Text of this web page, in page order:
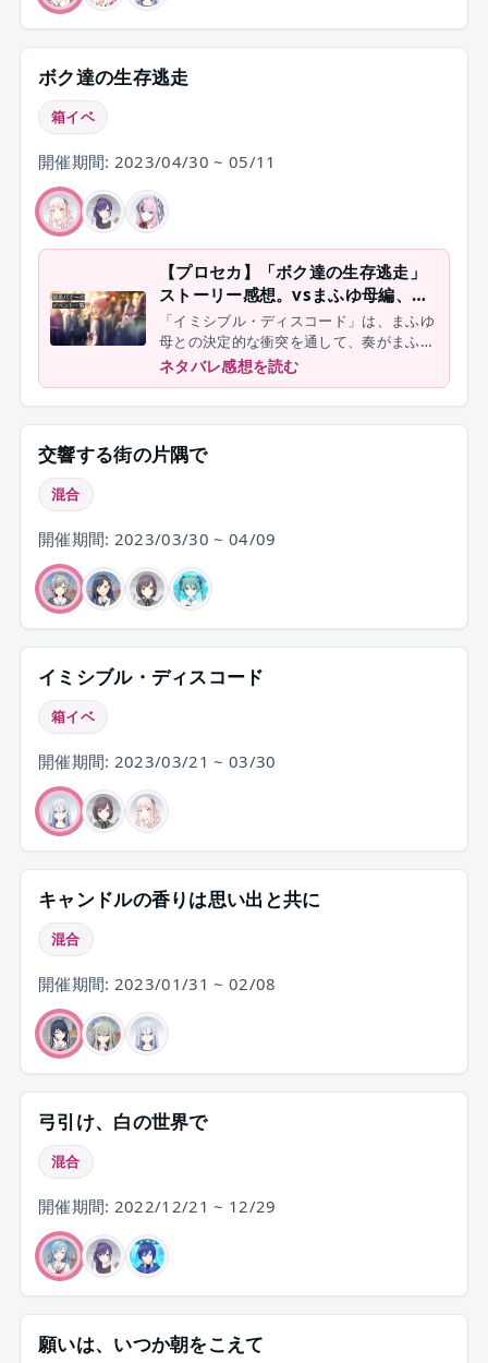
ボク達の生存逃走
箱イベ
開催期間: 2023/04/30 ~ 05/11
【プロセカ】「ボク達の生存逃走」
ストーリー感想。vsまふゆ母編、瑞
希だからこその向き合い方【ニー
ゴ】
「イミシブル・ディスコード」は、まふゆ
母との決定的な衝突を通して、奏がまふゆ
に寄り添い続ける決意を固め、まふゆが本
当の自分に向き合い始める転換点でした。
ネタバレ感想を読む
交響する街の片隅で
混合
開催期間: 2023/03/30 ~ 04/09
イミシブル・ディスコード
箱イベ
開催期間: 2023/03/21 ~ 03/30
キャンドルの香りは思い出と共に
混合
開催期間: 2023/01/31 ~ 02/08
弓引け、白の世界で
混合
開催期間: 2022/12/21 ~ 12/29
願いは、いつか朝をこえて